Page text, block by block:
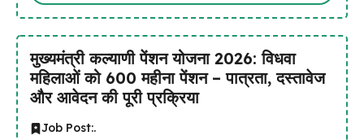
मुख्यमंत्री कल्याणी पेंशन योजना 2026: विधवा
महिलाओं को ₹600 महीना पेंशन – पात्रता, दस्तावेज
और आवेदन की पूरी प्रक्रिया
Job Post:.